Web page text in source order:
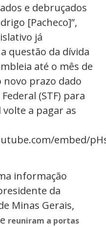
e debruçados
[Pacheco]”,
já
questão da dívida
até o mês de
prazo dado
(STF) para
a pagar as
embed/
informação
da
Minas Gerais,
reuniram a portas